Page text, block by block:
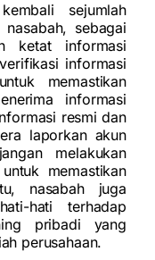
sejumlah
sebagai
ketat informasi
informasi
memastikan
informasi
resmi dan
laporkan akun
melakukan
memastikan
nasabah juga
hati terhadap
pribadi yang
perusahaan.